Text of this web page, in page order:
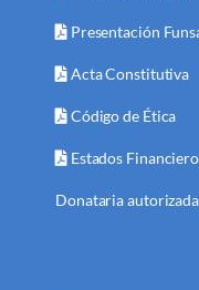
Presentación
Acta Constitutiva
Código de Ética
Estados
Donataria autorizada